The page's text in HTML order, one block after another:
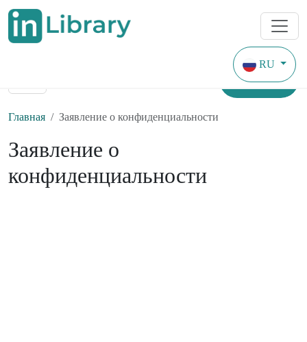
RU
Найти
Главная Заявление о конфиденциальности
Заявление о
конфиденциальности